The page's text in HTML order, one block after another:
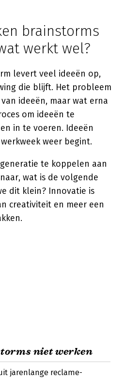
brainstorms
werkt wel?
levert veel ideeën op,
die blijft. Het probleem
ideeën, maar wat erna
om ideeën te
in te voeren. Ideeën
weer begint.
te koppelen aan
wat is de volgende
dit klein? Innovatie is
creativiteit en meer een
niet werken
jarenlange reclame-